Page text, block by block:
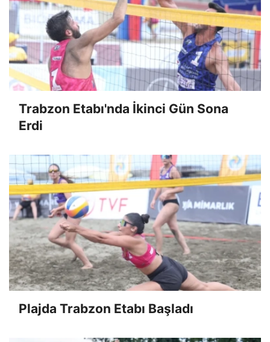
Trabzon Etabı'nda İkinci Gün Sona
Erdi
Plajda Trabzon Etabı Başladı